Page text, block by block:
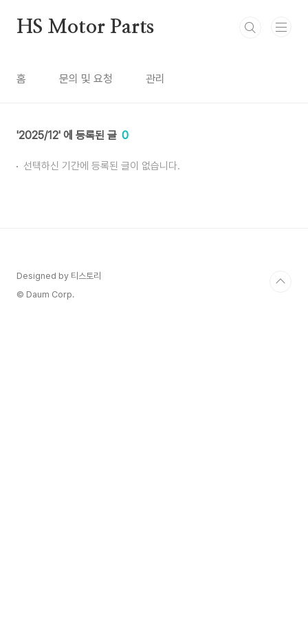
HS Motor Parts
홈 문의 및 요청 관리
2025/12 0
선택하신 기간에 등록된 글이 없습니다.
Designed by 티스토리
© Daum Corp.